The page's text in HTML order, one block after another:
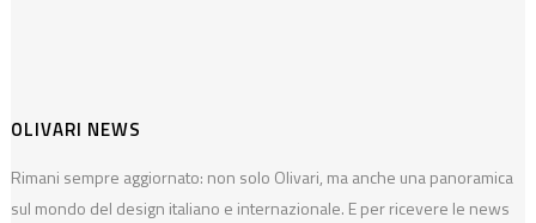
OLIVARI NEWS
Rimani sempre aggiornato: non solo Olivari, ma anche una panoramica
sul mondo del design italiano e internazionale. E per ricevere le news